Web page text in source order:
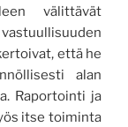
välittävät
että he
alan
Raportointi ja
itse toiminta